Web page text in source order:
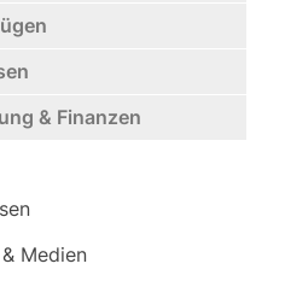
& Finanzen
Medien